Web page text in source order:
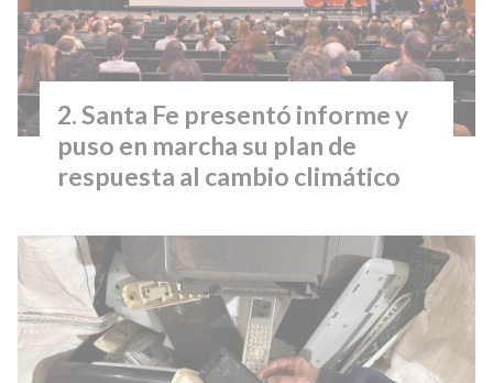
Santa Fe presentó informe y
puso en marcha su plan de
respuesta al cambio climático